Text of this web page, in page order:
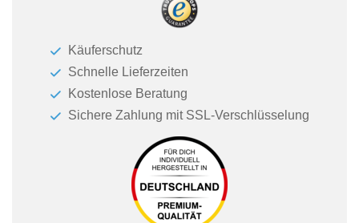
Käuferschutz
Schnelle Lieferzeiten
Kostenlose Beratung
Sichere Zahlung mit SSL-Verschlüsselung